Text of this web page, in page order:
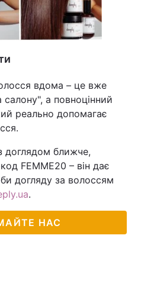
вдома – це вже
а повноцінний
реально допомагає
доглядом ближче,
FEMME20 – він дає
догляду за волоссям
.
НАС